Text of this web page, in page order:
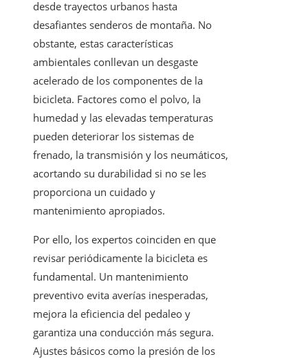
desde trayectos urbanos hasta
desafiantes senderos de montaña. No
obstante, estas características
ambientales conllevan un desgaste
acelerado de los componentes de la
bicicleta. Factores como el polvo, la
humedad y las elevadas temperaturas
pueden deteriorar los sistemas de
frenado, la transmisión y los neumáticos,
acortando su durabilidad si no se les
proporciona un cuidado y
mantenimiento apropiados.
Por ello, los expertos coinciden en que
revisar periódicamente la bicicleta es
fundamental. Un mantenimiento
preventivo evita averías inesperadas,
mejora la eficiencia del pedaleo y
garantiza una conducción más segura.
Ajustes básicos como la presión de los